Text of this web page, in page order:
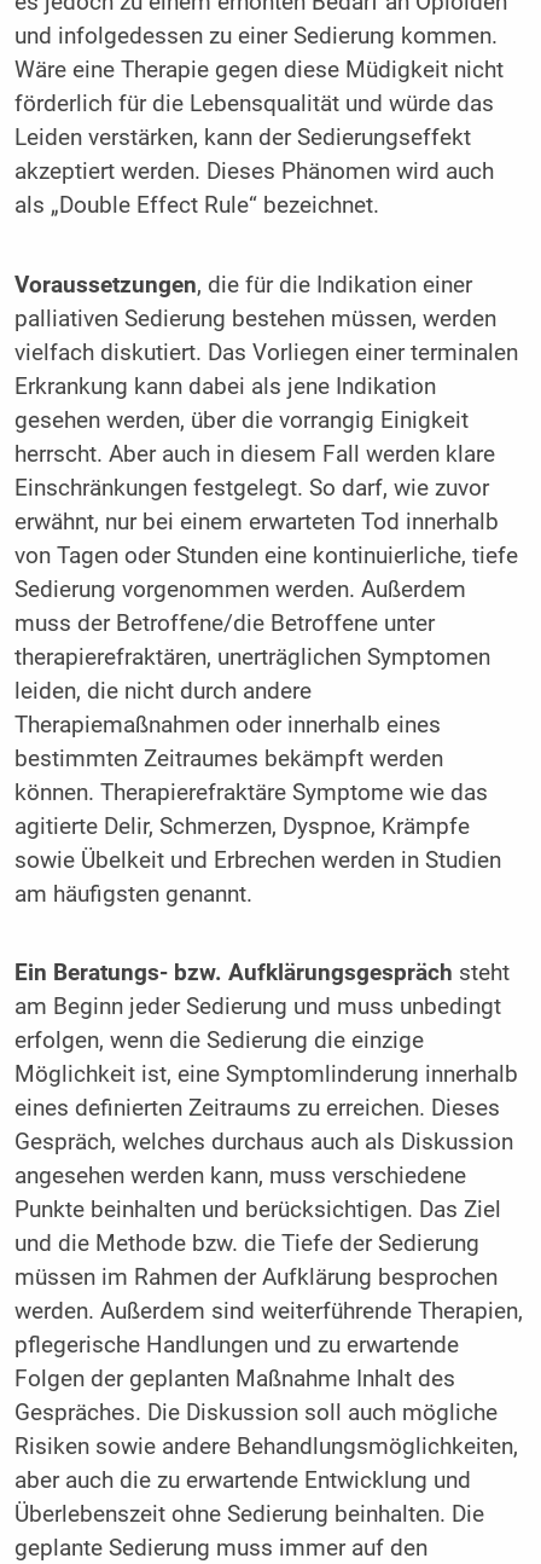
und infolgedessen zu einer Sedierung kommen.
Wäre eine Therapie gegen diese Müdigkeit nicht
förderlich für die Lebensqualität und würde das
Leiden verstärken, kann der Sedierungseffekt
akzeptiert werden. Dieses Phänomen wird auch
als „Double Effect Rule“ bezeichnet.
Voraussetzungen, die für die Indikation einer
palliativen Sedierung bestehen müssen, werden
vielfach diskutiert. Das Vorliegen einer terminalen
Erkrankung kann dabei als jene Indikation
gesehen werden, über die vorrangig Einigkeit
herrscht. Aber auch in diesem Fall werden klare
Einschränkungen festgelegt. So darf, wie zuvor
erwähnt, nur bei einem erwarteten Tod innerhalb
von Tagen oder Stunden eine kontinuierliche, tiefe
Sedierung vorgenommen werden. Außerdem
muss der Betroffene/die Betroffene unter
therapierefraktären, unerträglichen Symptomen
leiden, die nicht durch andere
Therapiemaßnahmen oder innerhalb eines
bestimmten Zeitraumes bekämpft werden
können. Therapierefraktäre Symptome wie das
agitierte Delir, Schmerzen, Dyspnoe, Krämpfe
sowie Übelkeit und Erbrechen werden in Studien
am häufigsten genannt.
Ein Beratungs- bzw. Aufklärungsgespräch steht
am Beginn jeder Sedierung und muss unbedingt
erfolgen, wenn die Sedierung die einzige
Möglichkeit ist, eine Symptomlinderung innerhalb
eines definierten Zeitraums zu erreichen. Dieses
Gespräch, welches durchaus auch als Diskussion
angesehen werden kann, muss verschiedene
Punkte beinhalten und berücksichtigen. Das Ziel
und die Methode bzw. die Tiefe der Sedierung
müssen im Rahmen der Aufklärung besprochen
werden. Außerdem sind weiterführende Therapien,
pflegerische Handlungen und zu erwartende
Folgen der geplanten Maßnahme Inhalt des
Gespräches. Die Diskussion soll auch mögliche
Risiken sowie andere Behandlungsmöglichkeiten,
aber auch die zu erwartende Entwicklung und
Überlebenszeit ohne Sedierung beinhalten. Die
geplante Sedierung muss immer auf den